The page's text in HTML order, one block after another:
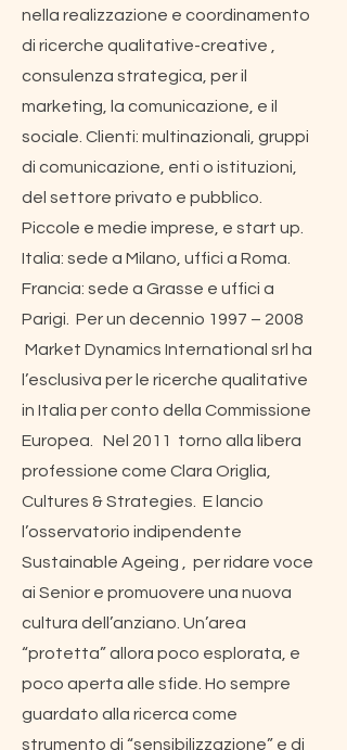
nella realizzazione e coordinamento
di ricerche qualitative-creative ,
consulenza strategica, per il
marketing, la comunicazione, e il
sociale. Clienti: multinazionali, gruppi
di comunicazione, enti o istituzioni,
del settore privato e pubblico.
Piccole e medie imprese, e start up.
Italia: sede a Milano, uffici a Roma.
Francia: sede a Grasse e uffici a
Parigi. Per un decennio 1997 – 2008
Market Dynamics International srl ha
l’esclusiva per le ricerche qualitative
in Italia per conto della Commissione
Europea. Nel 2011 torno alla libera
professione come Clara Origlia,
Cultures & Strategies. E lancio
l’osservatorio indipendente
Sustainable Ageing , per ridare voce
ai Senior e promuovere una nuova
cultura dell’anziano. Un’area
“protetta” allora poco esplorata, e
poco aperta alle sfide. Ho sempre
guardato alla ricerca come
strumento di “sensibilizzazione” e di